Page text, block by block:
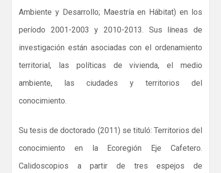
Ambiente y Desarrollo; Maestría en Hábitat) en los
período 2001-2003 y 2010-2013. Sus líneas de
investigación están asociadas con el ordenamiento
territorial, las políticas de vivienda, el medio
ambiente, las ciudades y territorios del
conocimiento.
Su tesis de doctorado (2011) se tituló: Territorios del
conocimiento en la Ecoregión Eje Cafetero.
Calidoscopios a partir de tres espejos de